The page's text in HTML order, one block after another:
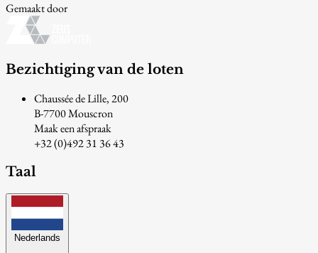
Gemaakt door
Bezichtiging van de loten
Chaussée de Lille, 200
B-7700 Mouscron
Maak een afspraak
+32 (0)492 31 36 43
Taal
Nederlands